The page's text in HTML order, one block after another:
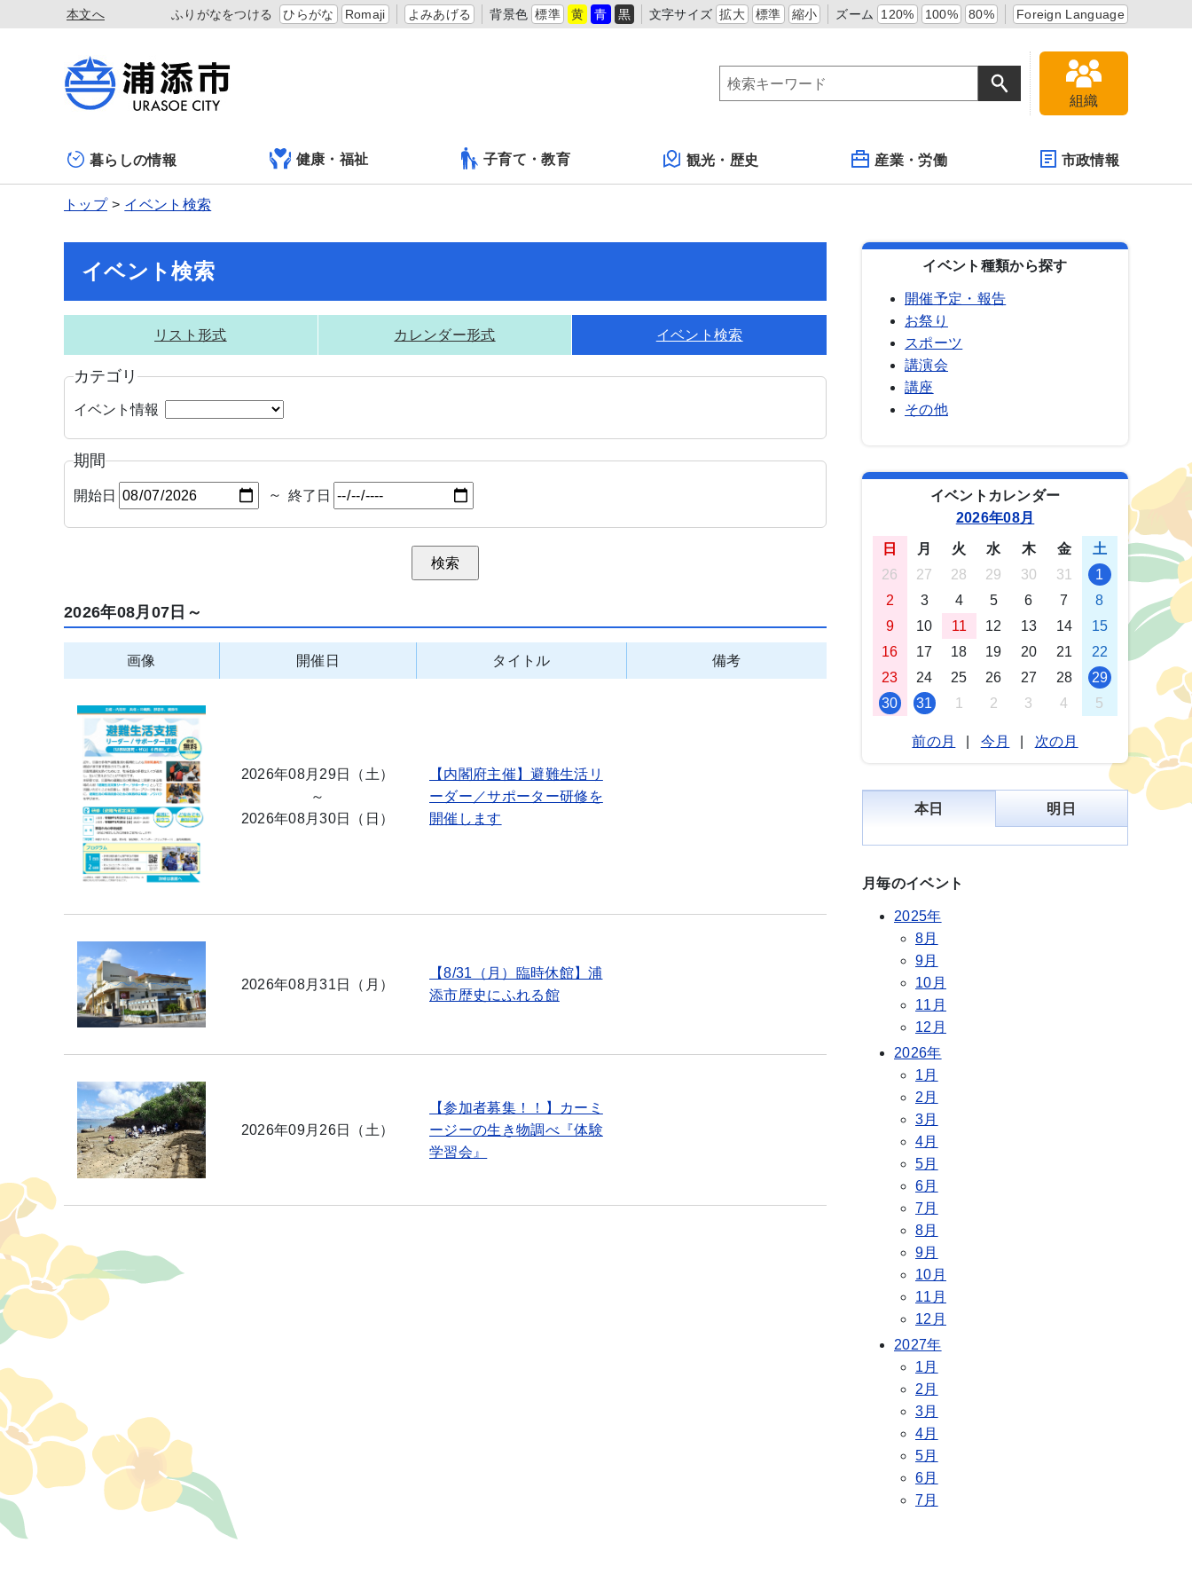
本文へ ふりがなをつける ひらがな Romaji よみあげる 背景色 標準 黄 青 黒 文字サイズ 拡大 標準 縮小 ズーム 120% 100% 80% Foreign Language
組織
暮らしの情報 健康・福祉 子育て・教育 観光・歴史 産業・労働 市政情報
トップ イベント検索
イベント検索
リスト形式 カレンダー形式 イベント検索
カテゴリ
イベント情報
期間
開始日 ～ 終了日
2026年08月07日～
画像 開催日 タイトル 備考
2026年08月29日（土）
～
2026年08月30日（日）
【内閣府主催】避難生活リ
ーダー／サポーター研修を
開催します
2026年08月31日（月）
【8/31（月）臨時休館】浦
添市歴史にふれる館
2026年09月26日（土）
【参加者募集！！】カーミ
ージーの生き物調べ『体験
学習会』
イベント種類から探す
開催予定・報告
お祭り
スポーツ
講演会
講座
その他
イベントカレンダー
2026年08月
日 月 火 水 木 金
土
26
27 28 29 30 31
1
2
3 4 5 6 7
8
9
10 11 12 13 14
15
16
17 18 19 20 21
22
23
24 25 26 27 28
29
30
31 1 2 3 4 5
前の月 今月 次の月
本日 明日
月毎のイベント
2025年
8月
9月
10月
11月
12月
2026年
1月
2月
3月
4月
5月
6月
7月
8月
9月
10月
11月
12月
2027年
1月
2月
3月
4月
5月
6月
7月